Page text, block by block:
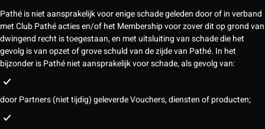
Pathé is niet aansprakelijk voor enige schade geleden door of in verband
met Club Pathé acties en/of het Membership voor zover dit op grond van
dwingend recht is toegestaan, en met uitsluiting van schade die het
gevolg is van opzet of grove schuld van de zijde van Pathé. In het
bijzonder is Pathé niet aansprakelijk voor schade, als gevolg van:
door Partners (niet tijdig) geleverde Vouchers, diensten of producten;